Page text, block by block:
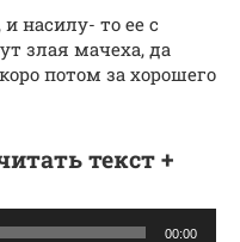
насилу- то ее с
злая мачеха, да
потом за хорошего
текст +
00:00